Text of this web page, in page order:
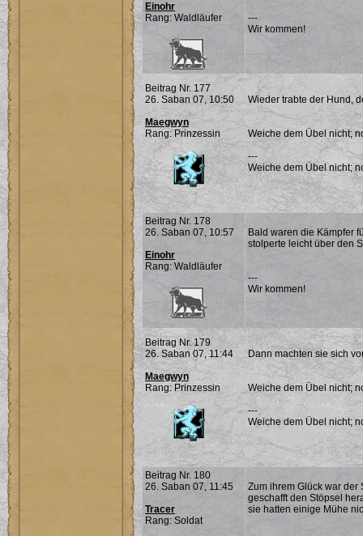
Einohr
Rang: Waldläufer
---
Wir kommen!
Beitrag Nr. 177
26. Saban 07, 10:50
Maegwyn
Rang: Prinzessin
Wieder trabte der Hund,
Weiche dem Übel nicht;
---
Weiche dem Übel nicht;
Beitrag Nr. 178
26. Saban 07, 10:57
Einohr
Rang: Waldläufer
Bald waren die Kämpfer
stolperte leicht über den
---
Wir kommen!
Beitrag Nr. 179
26. Saban 07, 11:44
Maegwyn
Rang: Prinzessin
Dann machten sie sich
Weiche dem Übel nicht;
---
Weiche dem Übel nicht;
Beitrag Nr. 180
26. Saban 07, 11:45
Tracer
Rang: Soldat
Zum ihrem Glück war der
geschafft den Stöpsel
sie hatten einige Mühe